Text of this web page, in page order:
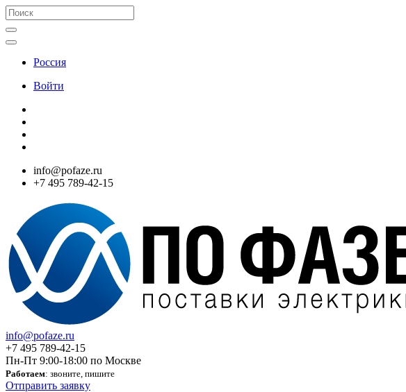
Россия
Войти
info@pofaze.ru
+7 495 789-42-15
info@pofaze.ru
+7 495 789-42-15
Пн-Пт 9:00-18:00 по Москве
Работаем: звоните, пишите
Отправить заявку